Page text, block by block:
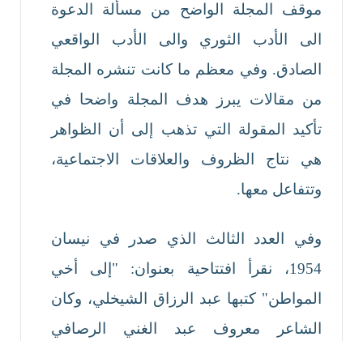
موقف المجلة الواضح من مسألة الدعوة
الى الأدب الثوري والى الأدب الواقعي
الصادق. وفي معظم ما كانت تنشره المجلة
من مقالات يبرز هدف المجلة واضحا في
تأكيد المقولة التي تذهب إلى أن الظواهر
هي نتاج الظروف والعلاقات الاجتماعية،
وتتفاعل معها.
وفي العدد الثالث الذي صدر في نيسان
1954، نقرأ افتتاحية بعنوان: "إلى أخي
المواطن" كتبها عبد الرزاق الشيخلي، وكان
الشاعر معروف عبد الغني الرصافي